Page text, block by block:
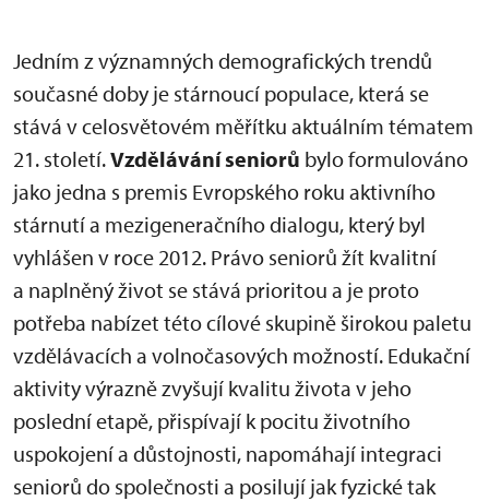
Jedním z významných demografických trendů
současné doby je stárnoucí populace, která se
stává v celosvětovém měřítku aktuálním tématem
21. století.Vzdělávání seniorů bylo formulováno
jako jedna s premis Evropského roku aktivního
stárnutí a mezigeneračního dialogu, který byl
vyhlášen v roce 2012. Právo seniorů žít kvalitní
a naplněný život se stává prioritou a je proto
potřeba nabízet této cílové skupině širokou paletu
vzdělávacích a volnočasových možností. Edukační
aktivity výrazně zvyšují kvalitu života v jeho
poslední etapě, přispívají k pocitu životního
uspokojení a důstojnosti, napomáhají integraci
seniorů do společnosti a posilují jak fyzické tak